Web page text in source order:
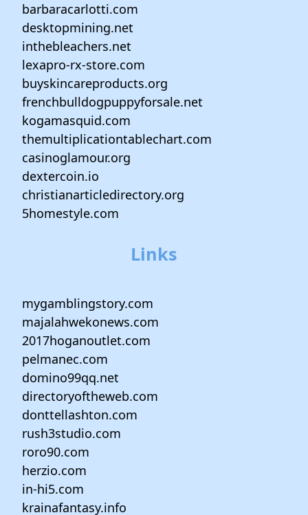
barbaracarlotti.com
desktopmining.net
inthebleachers.net
lexapro-rx-store.com
buyskincareproducts.org
frenchbulldogpuppyforsale.net
kogamasquid.com
themultiplicationtablechart.com
casinoglamour.org
dextercoin.io
christianarticledirectory.org
5homestyle.com
Links
mygamblingstory.com
majalahwekonews.com
2017hoganoutlet.com
pelmanec.com
domino99qq.net
directoryoftheweb.com
donttellashton.com
rush3studio.com
roro90.com
herzio.com
in-hi5.com
krainafantasy.info